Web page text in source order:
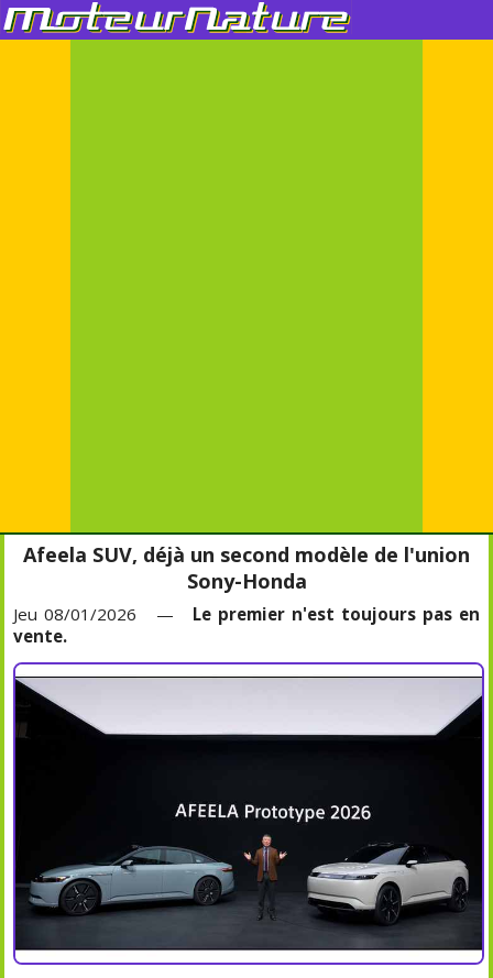
Afeela SUV, déjà un second modèle de l'union
Sony-Honda
Jeu 08/01/2026 — Le premier n'est toujours pas en
vente.